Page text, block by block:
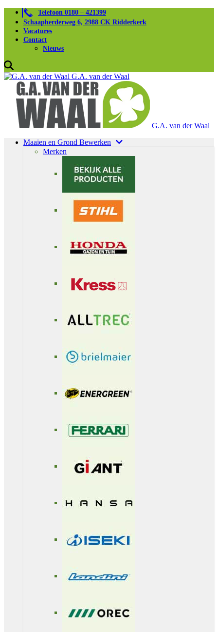
Telefoon 0180 – 421399
Schaapherderweg 6, 2988 CK Ridderkerk
Vacatures
Contact
Nieuws
G.A. van der Waal
G.A. van der Waal
Maaien en Grond Bewerken
Merken